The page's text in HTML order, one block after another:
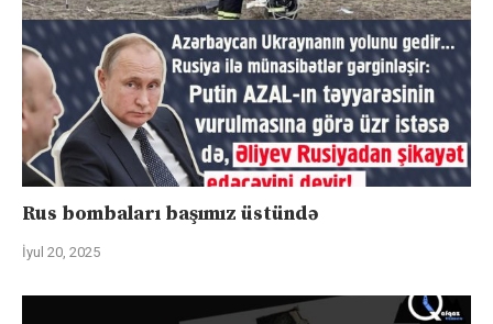
Rus bombaları başımız üstündə
İyul 20, 2025